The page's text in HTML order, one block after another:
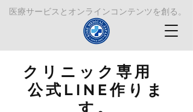
​医療サービスとオンラインコンテンツを創る。
クリニック専用
公式LINE作りま
す。